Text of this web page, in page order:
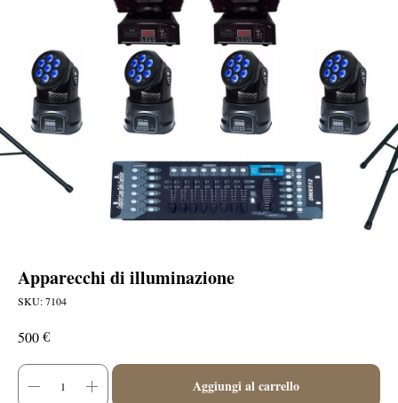
Apparecchi di illuminazione
SKU:7104
500€
Aggiungi al carrello